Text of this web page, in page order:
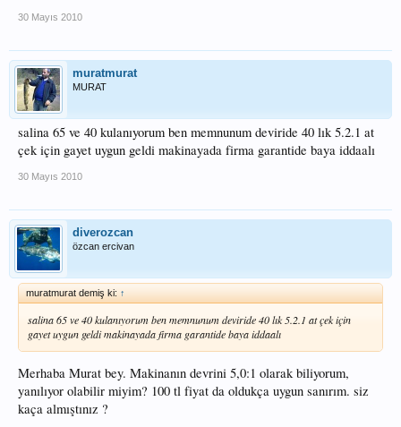
30 Mayıs 2010
muratmurat
MURAT
salina 65 ve 40 kulanıyorum ben memnunum deviride 40 lık 5.2.1 at
çek için gayet uygun geldi makinayada firma garantide baya iddaalı
30 Mayıs 2010
diverozcan
özcan ercivan
muratmurat demiş ki: ↑
salina 65 ve 40 kulanıyorum ben memnunum deviride 40 lık 5.2.1 at çek için
gayet uygun geldi makinayada firma garantide baya iddaalı
Merhaba Murat bey. Makinanın devrini 5,0:1 olarak biliyorum,
yanılıyor olabilir miyim? 100 tl fiyat da oldukça uygun sanırım. siz
kaça almıştınız ?